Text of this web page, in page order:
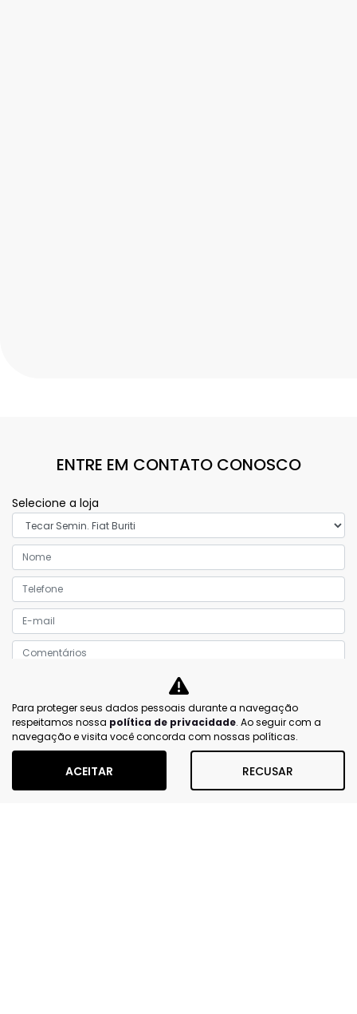
ENTRE EM CONTATO CONOSCO
Selecione a loja
Prefiro que entre em contato por:
Whatsapp
Telefone Email
Li e aceito aPolítica de Privacidadee concordo em
receber comunicações da concessionária.
Para proteger seus dados pessoais durante a navegação
respeitamos nossa política de privacidade. Ao seguir com a
navegação e visita você concorda com nossas políticas.
ACEITAR RECUSAR